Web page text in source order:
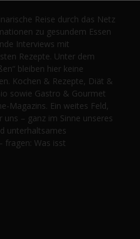
Reise durch das Netz
zu gesundem Essen
Interviews mit
Rezepte. Unter dem
bleiben hier keine
Kochen & Rezepte, Diät &
sowie Gastro & Gourmet
Magazins. Ein weites Feld,
– ganz im Sinne unseres
unterhaltsames
fragen: Was isst